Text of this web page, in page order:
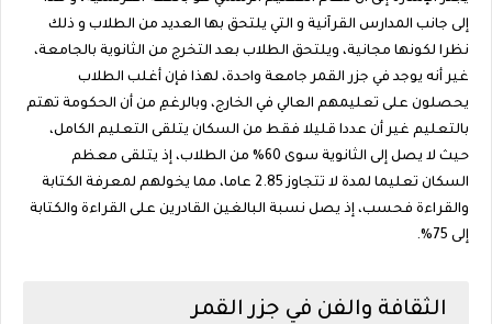
إلى جانب المدارس القرآنية و التي يلتحق بها العديد من الطلاب و ذلك
نظرا لكونها مجانية، ويلتحق الطلاب بعد التخرج من الثانوية بالجامعة،
غير أنه يوجد في جزر القمر جامعة واحدة، لهذا فإن أغلب الطلاب
يحصلون على تعليمهم العالي في الخارج، وبالرغمِ من أن الحكومة تهتم
بالتعليم غير أن عددا قليلا فقط من السكان يتلقى التعليم الكامل،
حيث لا يصل إلى الثانوية سوى 60% من الطلاب، إذ يتلقى معظم
السكان تعليما لمدة لا تتجاوز 2.85 عاما، مما يخولهم لمعرفة الكتابة
والقراءة فحسب، إذ يصل نسبة البالغين القادرين على القراءة والكتابة
إلى 75%.
الثقافة والفن في جزر القمر